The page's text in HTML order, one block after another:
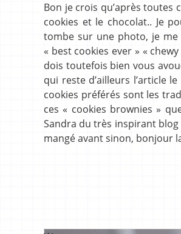
Bon je crois qu’après toutes
cookies et le chocolat.. Je
tombe sur une photo, je
« best cookies ever » «
dois toutefois bien vous
qui reste d’ailleurs l’article
cookies préférés sont les
ces « cookies brownies »
Sandra du très inspirant blog
mangé avant sinon, bonjour